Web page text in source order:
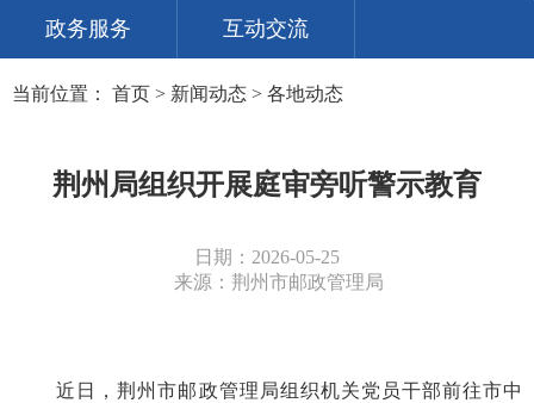
政务服务 互动交流
当前位置： 首页 > 新闻动态 > 各地动态
荆州局组织开展庭审旁听警示教育
日期：2026-05-25
来源：荆州市邮政管理局
近日，荆州市邮政管理局组织机关党员干部前往市中